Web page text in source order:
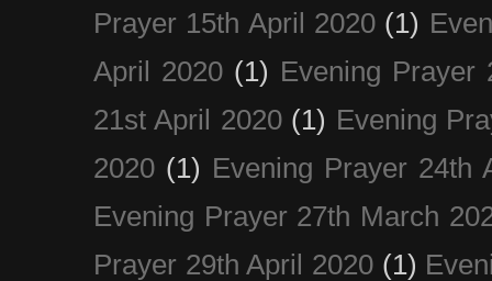
Prayer 15th April 2020 (1)
April 2020 (1) Evening Prayer
21st April 2020 (1) Evening
2020 (1) Evening Prayer 24th
Evening Prayer 27th March
Prayer 29th April 2020 (1)